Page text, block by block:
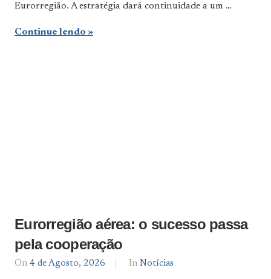
Eurorregião. A estratégia dará continuidade a um …
Continue lendo
Eurorregião aérea: o sucesso passa
pela cooperação
On 4 de Agosto, 2026
By
In Notícias